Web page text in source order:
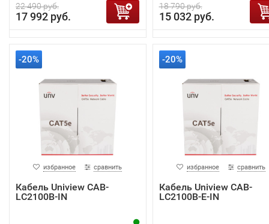
22 490 руб.
17 992 руб.
18 790 руб.
15 032 руб.
-20%
избранное сравнить
Кабель Uniview CAB-
LC2100B-IN
-20%
избранное сравнить
Кабель Uniview CAB-
LC2100B-E-IN